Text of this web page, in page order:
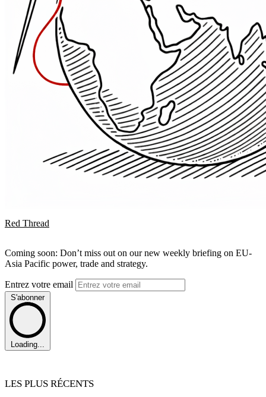
Red Thread
Coming soon: Don’t miss out on our new weekly briefing on EU-
Asia Pacific power, trade and strategy.
Entrez votre email
S'abonner
Loading...
LES PLUS RÉCENTS